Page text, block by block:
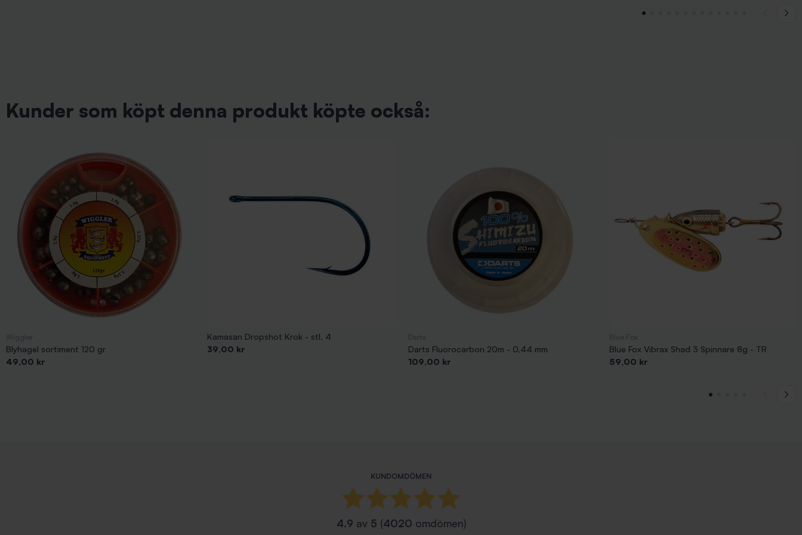
Kunder som köpt denna produkt köpte också:
Blyhagel sortiment 120 gr
Pris
49,00 kr
Kamasan Dropshot Krok - stl. 4
Pris
39,00 kr
Darts Fluorocarbon 20m - 0,44 mm
Pris
109,00 kr
Blue Fox Vibrax Shad 3 Spinnare 8g - TR
Pris
59,00 kr
KUNDOMDÖMEN
4.9 av 5 (4020 omdömen)